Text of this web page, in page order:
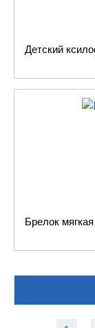
Детский
Брелок